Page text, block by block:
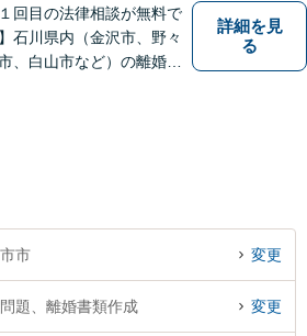
いします
１回目の法律相談が無料で
石川県内（金沢市、野々
、白山市など）の離婚、
詳細を見
る
市 変更
題、離婚書類作成 変更